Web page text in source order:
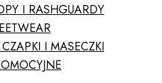
I RASHGUARDY
I MASECZKI